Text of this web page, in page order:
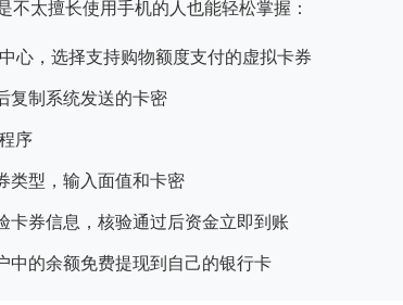
太擅长使用手机的人也能轻松掌握：
心，选择支持购物额度支付的虚拟卡券
复制系统发送的卡密
序
类型，输入面值和卡密
卡券信息，核验通过后资金立即到账
中的余额免费提现到自己的银行卡